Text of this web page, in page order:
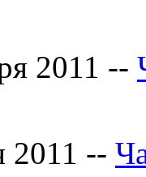
2011 --
2011 --